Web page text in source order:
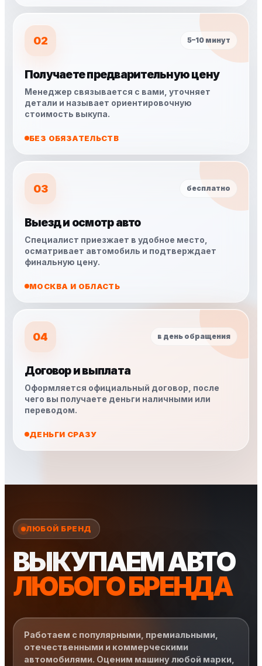
02 5–10 минут
Получаете предварительную цену
Менеджер связывается с вами, уточняет
детали и называет ориентировочную
стоимость выкупа.
БЕЗ ОБЯЗАТЕЛЬСТВ
03 бесплатно
Выезд и осмотр авто
Специалист приезжает в удобное место,
осматривает автомобиль и подтверждает
финальную цену.
МОСКВА И ОБЛАСТЬ
04 в день обращения
Договор и выплата
Оформляется официальный договор, после
чего вы получаете деньги наличными или
переводом.
ДЕНЬГИ СРАЗУ
ЛЮБОЙ БРЕНД
ВЫКУПАЕМ АВТО
ЛЮБОГО БРЕНДА
Работаем с популярными, премиальными,
отечественными и коммерческими
автомобилями. Оценим машину любой марки,